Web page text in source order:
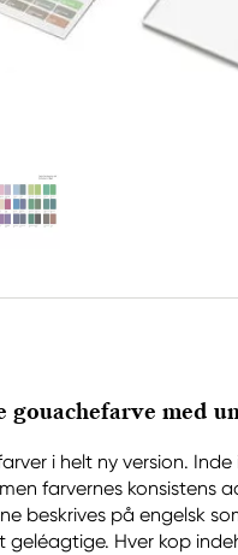
med
i helt ny version.
farvernes konsistens
beskrives på engelsk
geléagtige. Hver kop